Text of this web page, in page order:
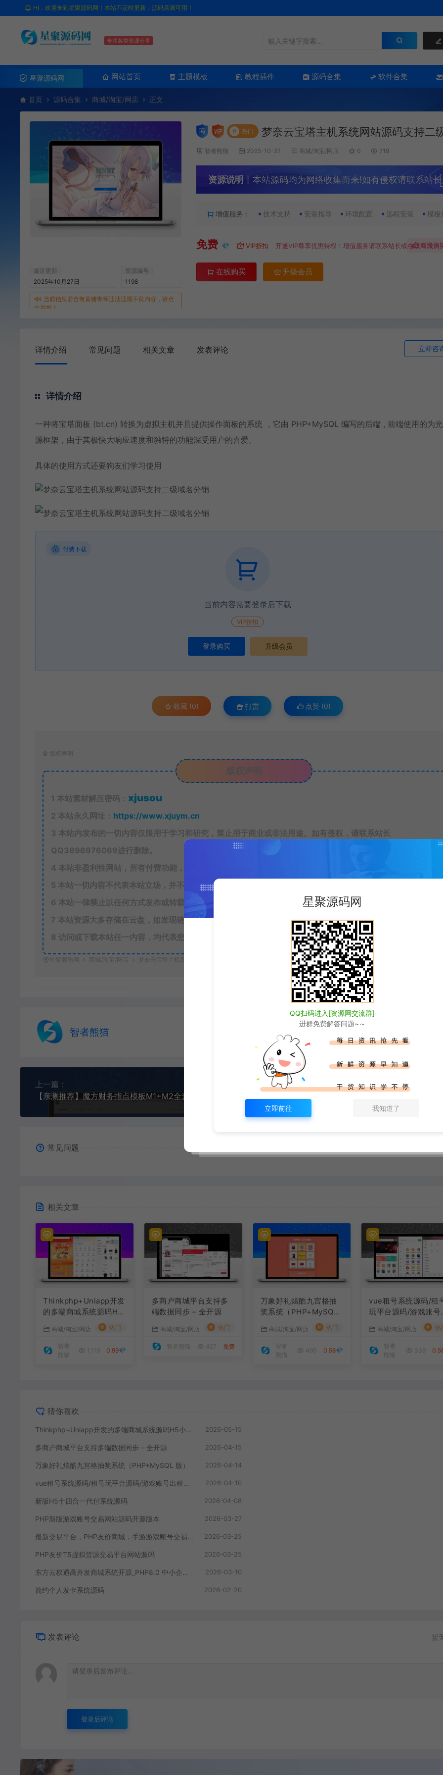
HI，欢迎来到星聚源码网！本站不定时更新，源码亲测可用！
专注各类资源分享
星聚源码网 网站首页 主题模板 教程插件 源码合集 软件合集
首页 源码合集 商城/淘宝/网店 正文
最近更新
2025年10月27日
资源编号
1198
当前信息若含有黄赌毒等违法违规不良内容，请点
此举报！
# 热门 梦奈云宝塔主机系统网站源码支持二
智者熊猫 2025-10-27 商城/淘宝/网店 0 719
资源说明 丨本站源码均为网络收集而来!如有侵权请联系站
增值服务： 技术支持 安装指导 环境配置 远程安装 模板
免费 💎 VIP折扣 开通VIP尊享优惠特权！增值服务请联系站长或在线商城购
点赞 (0)
在线购买 升级会员
详情介绍 常见问题 相关文章 发表评论 立即咨
详情介绍
一种将宝塔面板 (bt.cn) 转换为虚拟主机并且提供操作面板的系统 ，它由 PHP+MySQL 编写的后端 , 前端使用的为
源框架，由于其极快大响应速度和独特的功能深受用户的喜爱。
具体的使用方式还要狗友们学习使用
付费下载
当前内容需要登录后下载
VIP折扣
登录购买 升级会员
收藏 (0) 打赏 点赞 (0)
© 版权声明
版权声明
1 本站素材解压密码： xjusou
2 本站永久网址： https://www.xjuym.cn
3 本站内发布的一切内容仅限用于学习和研究，禁止用于商业或非法用途。如有侵权，请联系站长
QQ3896976069 进行删除。
4 本站非盈利性网站，所有付费功能，均为用户为本站捐赠打赏，本站不贩卖任何资源
5 本站一切内容不代表本站立场，并不代表本站赞同其观点和对其真实性负责。
6 本站一律禁止以任何方式发布或转载任何违法的相关信息，访客发现请向站长举报
7 本站资源大多存储在云盘，如发现链接失效，请联系我们我们会第一时间更新。
8 访问或下载本站任一内容，均代表您已同意上述条款。
星聚源码网 商城/淘宝/网店 梦奈云宝塔主机系统网站源码支持二级域名分销 https://www.xjuym.cn/1198.html
智者熊猫 生成海报
上一篇：
【亲测推荐】魔方财务指点模板M1+M2全套源码
下一篇：
常见问题
相关文章
Thinkphp+Uniapp开发
的多端商城系统源码H5
小程序APP支持DIY模板
直播分销
商城/淘宝/网店 # 热门
智者
熊猫
1,119 0.99💎
多商户商城平台支持多
端数据同步 – 全开源
商城/淘宝/网店 # 热门
智者熊猫 427 免费
万象好礼炫酷九宫格抽
奖系统（PHP+MySQL
商城/淘宝/网店 # 热门
智者
熊猫
490 0.58💎
vue租号系统源码/租
玩平台源码/游戏账号
租系统/虚拟账号出租
台源码
商城/淘宝/网店 # 热
智者
熊猫
339
猜你喜欢
Thinkphp+Uniapp开发的多端商城系统源码H5小程序APP支持DIY模板直播分销 2026-05-15
多商户商城平台支持多端数据同步 – 全开源 2026-04-15
万象好礼炫酷九宫格抽奖系统（PHP+MySQL 版） 2026-04-14
vue租号系统源码/租号玩平台源码/游戏账号出租系统/虚拟账号出租平台源码 2026-04-10
新版H5十四合一代付系统源码 2026-04-08
PHP新版游戏账号交易网站源码开源版本 2026-03-27
最新交易平台，PHP友价商城，手游游戏账号交易平台源码 2026-03-25
PHP友价T5虚拟货源交易平台网站源码 2026-03-25
东方云权通高并发商城系统开源_PHP8.0 中小企业电商源码下载 2026-03-10
简约个人发卡系统源码 2026-02-20
发表评论 暂
登录后评论
星聚源码网
QQ扫码进入[资源网交流群]
进群免费解答问题~～
立即前往 我知道了